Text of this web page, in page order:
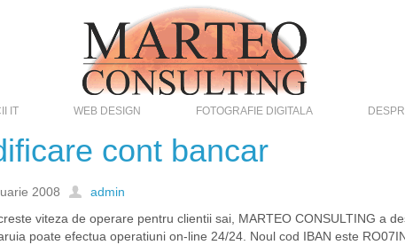
IT WEB DESIGN FOTOGRAFIE DIGITALA
cont bancar
2008
admin
viteza de operare pentru clientii sai, MARTEO CONSULTING a
poate efectua operatiuni on-line 24/24. Noul cod IBAN este